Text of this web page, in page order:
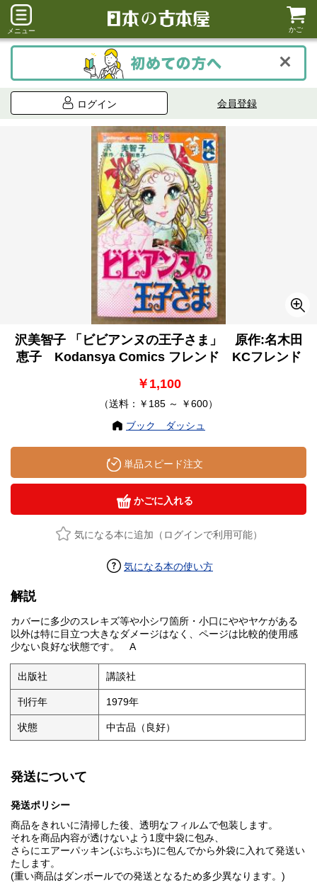
メニュー かご
ログイン 会員登録
沢美智子 「ビビアンヌの王子さま」 原作:名木田
恵子 Kodansya Comics フレンド KCフレンド
￥1,100
（送料：￥185 ～ ￥600）
ブック ダッシュ
単品スピード注文
かごに入れる
気になる本に追加（ログインで利用可能）
気になる本の使い方
解説
カバーに多少のスレキズ等や小シワ箇所・小口にややヤケがある
以外は特に目立つ大きなダメージはなく、ページは比較的使用感
少ない良好な状態です。 A
出版社 講談社
刊行年 1979年
状態 中古品（良好）
発送について
発送ポリシー
商品をきれいに清掃した後、透明なフィルムで包装します。
それを商品内容が透けないよう1度中袋に包み、
さらにエアーパッキン(ぷちぷち)に包んでから外袋に入れて発送い
たします。
(重い商品はダンボールでの発送となるため多少異なります。)